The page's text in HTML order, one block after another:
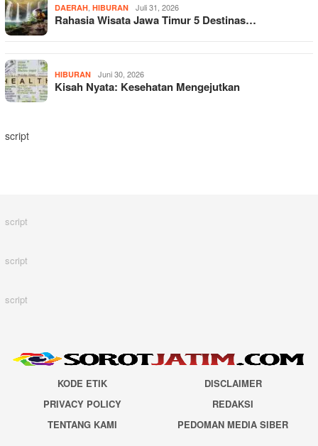
DAERAH HIBURAN Juli 31, 2026
Rahasia Wisata Jawa Timur 5 Destinas…
HIBURAN Juni 30, 2026
Kisah Nyata: Kesehatan Mengejutkan
script
script
script
script
KODE ETIK
DISCLAIMER
PRIVACY POLICY
REDAKSI
TENTANG KAMI
PEDOMAN MEDIA SIBER